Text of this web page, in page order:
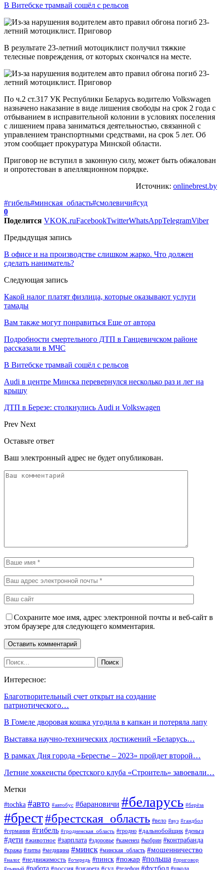
В Витебске трамвай сошёл с рельсов
В результате 23-летний мотоциклист получил тяжкие
телесные повреждения, от которых скончался на месте.
По ч.2 ст.317 УК Республики Беларусь водителю Volkswagen
назначено наказание в виде лишения свободы на срок 2 года с
отбыванием в исправительной колонии в условиях поселения
с лишением права заниматься деятельностью, связанной с
управлением транспортными средствами, на срок 5 лет. Об
этом сообщает прокуратура Минской области.
Приговор не вступил в законную силу, может быть обжалован
и опротестован в апелляционном порядке.
Источник: onlinebrest.by
#гибель#минская_область#смолевичи#суд
0
Поделится VKOK.ruFacebookTwitterWhatsAppTelegramViber
Предыдущая запись
В офисе и на производстве слишком жарко. Что должен
сделать наниматель?
Следующая запись
Какой налог платят физлица, которые оказывают услуги
тамады
Вам также могут понравиться Еще от автора
Подробности смертельного ДТП в Ганцевичском районе
рассказали в МЧС
В Витебске трамвай сошёл с рельсов
Audi в центре Минска перевернулся несколько раз и лег на
крышу
ДТП в Березе: столкнулись Audi и Volkswagen
Prev Next
Оставьте ответ
Ваш электронный адрес не будет опубликован.
Сохраните мое имя, адрес электронной почты и веб-сайт в
этом браузере для следующего комментария.
Интересное:
Благотворительный счет открыт на создание
патриотического…
В Гомеле дворовая кошка угодила в капкан и потеряла лапу
Выставка научно-технических достижений «Беларусь…
В рамках Дня города «Берестье – 2023» пройдет второй…
Летние хоккеисты брестского клуба «Строитель» завоевали…
Метки
#tochka #авто #автобус #барановичи #беларусь #берёза
#брест#брестская_область #вело #вуз #гандбол
#германия #гибель #гродненская_область #гродно #дальнобойщик #деньга
#дети #животное #зарплата #здоровье #каменец #кобрин #контрабанда
#кража #литва #медицина #минск #минская_область #мошенничество
#налог #недвижимость #очередь #пинск #пожар #польша #приговор
#пьяный #работа #россия #сигарета #суд #телефон #футбол #школа